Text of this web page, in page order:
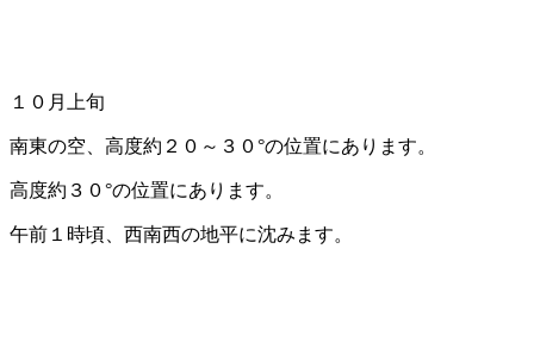
１０月上旬
南東の空、高度約２０～３０°の位置にあります。
高度約３０°の位置にあります。
午前１時頃、西南西の地平に沈みます。